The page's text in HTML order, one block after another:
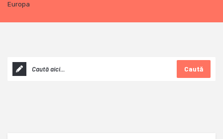
Europa
Caută